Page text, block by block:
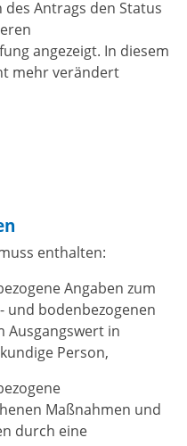
Antrags den Status
angezeigt. In diesem
mehr verändert
enthalten:
Angaben zum
und bodenbezogenen
Ausgangswert in
Person,
Maßnahmen und
durch eine